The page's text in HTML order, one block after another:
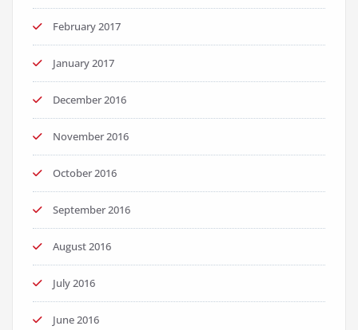
February 2017
January 2017
December 2016
November 2016
October 2016
September 2016
August 2016
July 2016
June 2016